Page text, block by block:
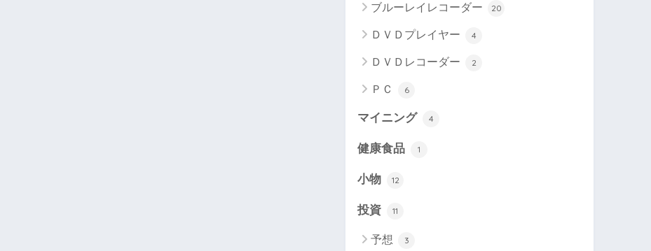
ブルーレイレコーダー 20
ＤＶＤプレイヤー 4
ＤＶＤレコーダー 2
ＰＣ 6
マイニング 4
健康食品 1
小物 12
投資 11
予想 3